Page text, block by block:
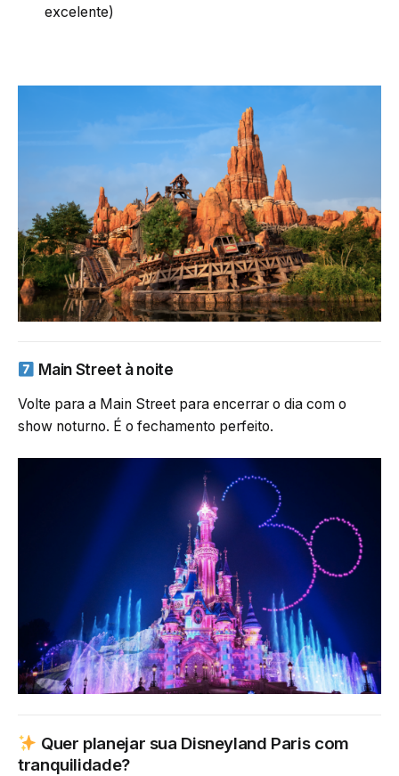
excelente)
Main Street à noite
Volte para a Main Street para encerrar o dia com o
show noturno. É o fechamento perfeito.
Quer planejar sua Disneyland Paris com
tranquilidade?